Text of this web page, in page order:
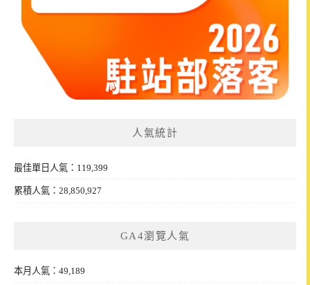
人氣統計
最佳單日人氣：119,399
累積人氣：28,850,927
GA4瀏覽人氣
本月人氣：49,189